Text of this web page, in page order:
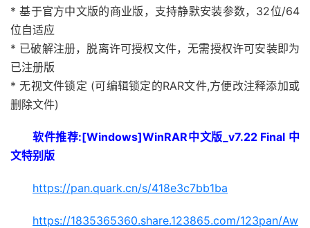
* 基于官方中文版的商业版，支持静默安装参数，32位/64
位自适应
* 已破解注册，脱离许可授权文件，无需授权许可安装即为
已注册版
* 无视文件锁定 (可编辑锁定的RAR文件,方便改注释添加或
删除文件)
软件推荐:[Windows]WinRAR中文版_v7.22 Final 中
文特别版
https://pan.quark.cn/s/418e3c7bb1ba
https://1835365360.share.123865.com/123pan/Aw